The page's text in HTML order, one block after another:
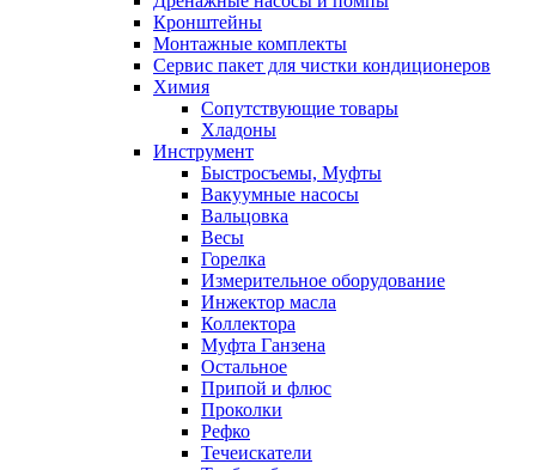
Кронштейны
Монтажные комплекты
Сервис пакет для чистки кондиционеров
Химия
Сопутствующие товары
Хладоны
Инструмент
Быстросъемы, Муфты
Вакуумные насосы
Вальцовка
Весы
Горелка
Измерительное оборудование
Инжектор масла
Коллектора
Муфта Ганзена
Остальное
Припой и флюс
Проколки
Рефко
Течеискатели